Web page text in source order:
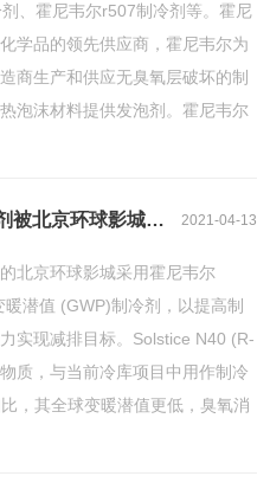
、霍尼韦尔r507制冷剂等。霍尼
学品的领先供应商，霍尼韦尔为
商生产和供应无臭氧层破坏的制
泡沫材料提供发泡剂。霍尼韦尔
2021-04-13
京环球影城采用
北京环球影城采用霍尼韦尔
潜值 (GWP)制冷剂，以提高制
实现减排目标。Solstice N40 (R-
质，与当前冷库项目中用作制冷
，其全球变暖潜值更低，臭氧消